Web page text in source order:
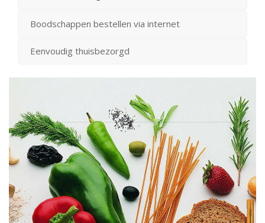
Boodschappen bestellen via internet
Eenvoudig thuisbezorgd